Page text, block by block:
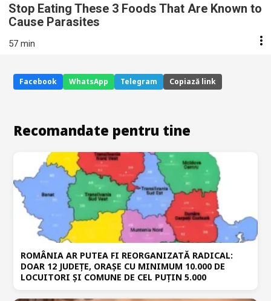
Stop Eating These 3 Foods That Are Known to
Cause Parasites
57 min
Facebook WhatsApp Telegram Copiază link
Recomandate pentru tine
ROMÂNIA AR PUTEA FI REORGANIZATĂ RADICAL:
DOAR 12 JUDEȚE, ORAȘE CU MINIMUM 10.000 DE
LOCUITORI ȘI COMUNE DE CEL PUȚIN 5.000